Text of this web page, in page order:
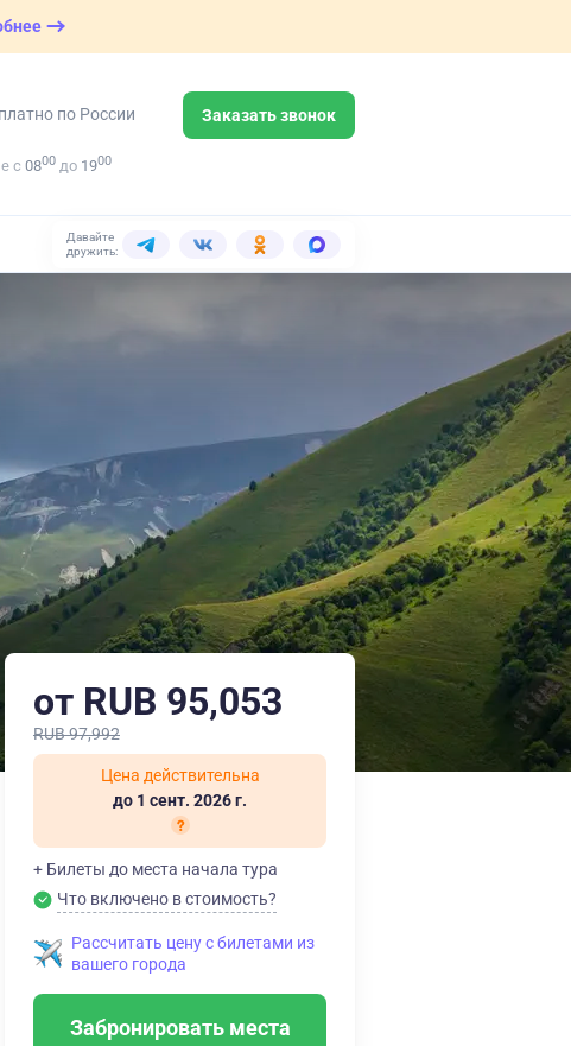
по России Заказать звонок
с 0800 до 1900
Давайте
дружить:
от RUB 95,053
RUB 97,992
Цена действительна
до 1 сент. 2026 г.
+ Билеты до места начала тура
Что включено в стоимость?
Рассчитать цену с билетами из
вашего города
Забронировать места